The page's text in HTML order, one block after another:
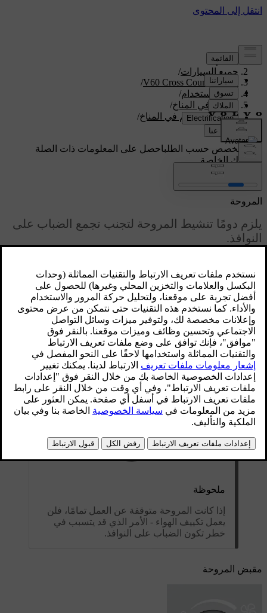
الدعم/
جميع السيارات/
V60 Cross Country 2018
/
دليل الاستخدام/
التحكم في المناخ/
أنظمة التحكم في المناخ/
المروحة
دعم مخصص حسب الطلباحصل على المعلومات ذات الصلة
بسيارتك الخاصة.
تسجيل الدخول
المروحة
يلزم دومًا تنشيط المروحة لتجنب تجمع الضباب على
النوافذ.
ملحوظة
إذا كانت المروحة متوقفة عن العمل تمامًا، فلن
يعمل تكييف الهواء - الأمر الذي قد يتسبب في
خطر تكون الضباب على النوافذ.
مقبض المروحة